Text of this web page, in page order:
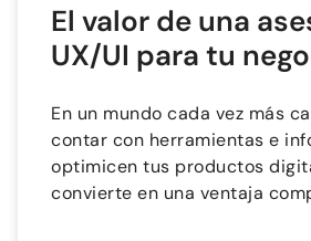
El valor de una
UX/UI para tu
En un mundo cada vez más
contar con herramientas e
optimicen tus productos
convierte en una ventaja